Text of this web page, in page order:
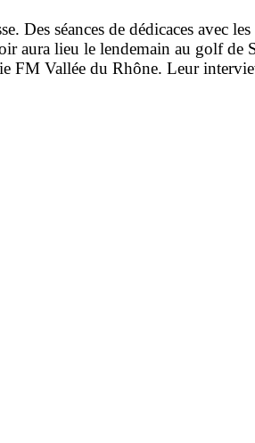
séances de dédicaces avec
aura lieu le lendemain au golf de
FM Vallée du Rhône. Leur